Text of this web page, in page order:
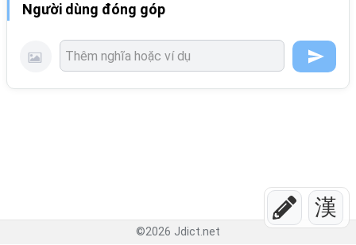
漢
Người dùng đóng góp
©2026 Jdict.net